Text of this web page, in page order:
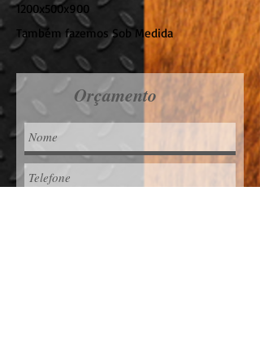
1200x500x900
Também fazemos Sob Medida
Orçamento